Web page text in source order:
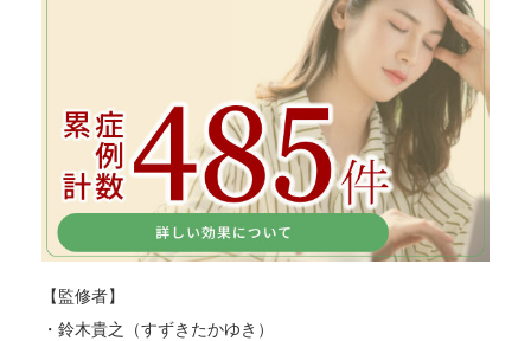
【監修者】
・鈴木貴之（すずきたかゆき）